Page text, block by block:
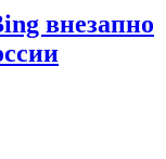
внезапно